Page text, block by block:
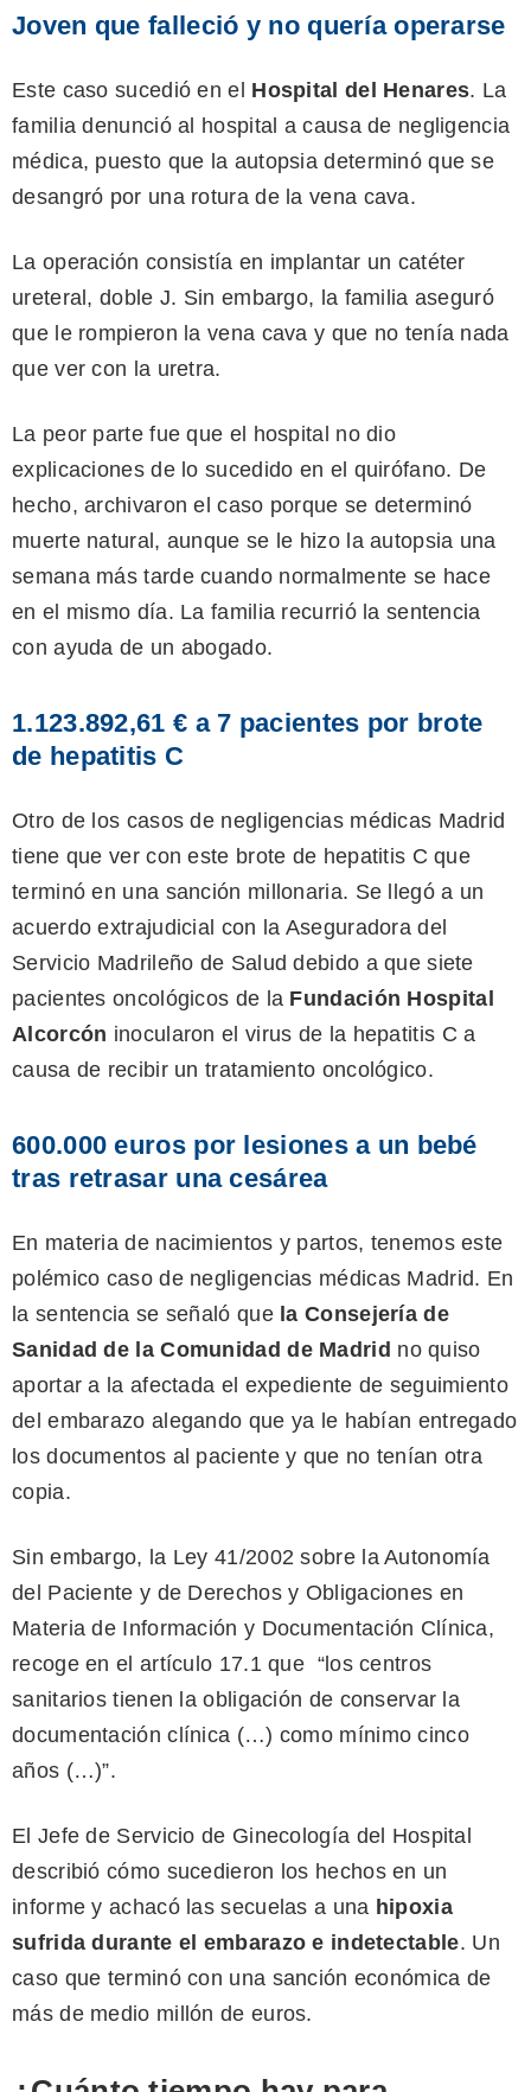
Joven que falleció y no quería operarse
Este caso sucedió en el Hospital del Henares. La
familia denunció al hospital a causa de negligencia
médica, puesto que la autopsia determinó que se
desangró por una rotura de la vena cava.
La operación consistía en implantar un catéter
ureteral, doble J. Sin embargo, la familia aseguró
que le rompieron la vena cava y que no tenía nada
que ver con la uretra.
La peor parte fue que el hospital no dio
explicaciones de lo sucedido en el quirófano. De
hecho, archivaron el caso porque se determinó
muerte natural, aunque se le hizo la autopsia una
semana más tarde cuando normalmente se hace
en el mismo día. La familia recurrió la sentencia
con ayuda de un abogado.
1.123.892,61 € a 7 pacientes por brote
de hepatitis C
Otro de los casos de negligencias médicas Madrid
tiene que ver con este brote de hepatitis C que
terminó en una sanción millonaria. Se llegó a un
acuerdo extrajudicial con la Aseguradora del
Servicio Madrileño de Salud debido a que siete
pacientes oncológicos de la Fundación Hospital
Alcorcón inocularon el virus de la hepatitis C a
causa de recibir un tratamiento oncológico.
600.000 euros por lesiones a un bebé
tras retrasar una cesárea
En materia de nacimientos y partos, tenemos este
polémico caso de negligencias médicas Madrid. En
la sentencia se señaló quela Consejería de
Sanidad de la Comunidad de Madrid no quiso
aportar a la afectada el expediente de seguimiento
del embarazo alegando que ya le habían entregado
los documentos al paciente y que no tenían otra
copia.
Sin embargo, la Ley 41/2002 sobre la Autonomía
del Paciente y de Derechos y Obligaciones en
Materia de Información y Documentación Clínica,
recoge en el artículo 17.1 que “los centros
sanitarios tienen la obligación de conservar la
documentación clínica (…) como mínimo cinco
años (…)”.
El Jefe de Servicio de Ginecología del Hospital
describió cómo sucedieron los hechos en un
informe y achacó las secuelas a una hipoxia
sufrida durante el embarazo e indetectable. Un
caso que terminó con una sanción económica de
más de medio millón de euros.